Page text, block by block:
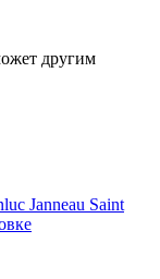
другим
Janneau Saint